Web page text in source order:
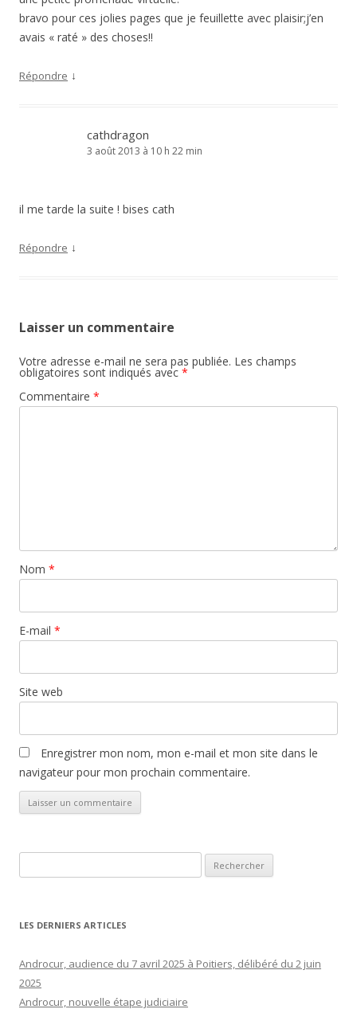
bravo pour ces jolies pages que je feuillette avec plaisir;j’en
avais « raté » des choses!!
Répondre ↓
cathdragon
3 août 2013 à 10 h 22 min
il me tarde la suite ! bises cath
Répondre ↓
Laisser un commentaire
Votre adresse e-mail ne sera pas publiée. Les champs
obligatoires sont indiqués avec *
Commentaire *
Nom *
E-mail *
Site web
Enregistrer mon nom, mon e-mail et mon site dans le
navigateur pour mon prochain commentaire.
LES DERNIERS ARTICLES
Androcur, audience du 7 avril 2025 à Poitiers, délibéré du 2 juin
2025
Androcur, nouvelle étape judiciaire